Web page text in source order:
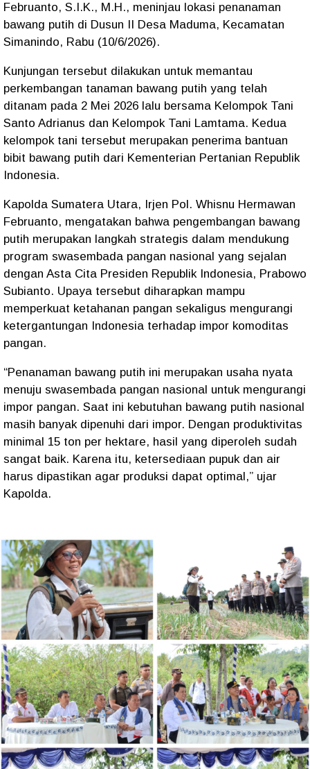
Februanto, S.I.K., M.H., meninjau lokasi penanaman
bawang putih di Dusun II Desa Maduma, Kecamatan
Simanindo, Rabu (10/6/2026).
Kunjungan tersebut dilakukan untuk memantau
perkembangan tanaman bawang putih yang telah
ditanam pada 2 Mei 2026 lalu bersama Kelompok Tani
Santo Adrianus dan Kelompok Tani Lamtama. Kedua
kelompok tani tersebut merupakan penerima bantuan
bibit bawang putih dari Kementerian Pertanian Republik
Indonesia.
Kapolda Sumatera Utara, Irjen Pol. Whisnu Hermawan
Februanto, mengatakan bahwa pengembangan bawang
putih merupakan langkah strategis dalam mendukung
program swasembada pangan nasional yang sejalan
dengan Asta Cita Presiden Republik Indonesia, Prabowo
Subianto. Upaya tersebut diharapkan mampu
memperkuat ketahanan pangan sekaligus mengurangi
ketergantungan Indonesia terhadap impor komoditas
pangan.
“Penanaman bawang putih ini merupakan usaha nyata
menuju swasembada pangan nasional untuk mengurangi
impor pangan. Saat ini kebutuhan bawang putih nasional
masih banyak dipenuhi dari impor. Dengan produktivitas
minimal 15 ton per hektare, hasil yang diperoleh sudah
sangat baik. Karena itu, ketersediaan pupuk dan air
harus dipastikan agar produksi dapat optimal,” ujar
Kapolda.